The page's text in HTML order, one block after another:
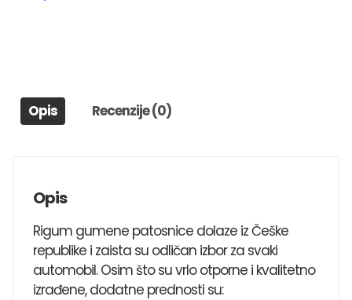
Opis Recenzije (0)
Opis
Rigum gumene patosnice dolaze iz Češke
republike i zaista su odličan izbor za svaki
automobil. Osim što su vrlo otporne i kvalitetno
izrađene, dodatne prednosti su: